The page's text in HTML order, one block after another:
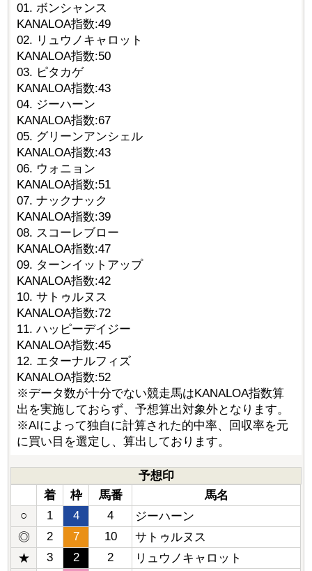
01. ボンシャンス
KANALOA指数:49
02. リュウノキャロット
KANALOA指数:50
03. ピタカゲ
KANALOA指数:43
04. ジーハーン
KANALOA指数:67
05. グリーンアンシェル
KANALOA指数:43
06. ウォニョン
KANALOA指数:51
07. ナックナック
KANALOA指数:39
08. スコーレブロー
KANALOA指数:47
09. ターンイットアップ
KANALOA指数:42
10. サトゥルヌス
KANALOA指数:72
11. ハッピーデイジー
KANALOA指数:45
12. エターナルフィズ
KANALOA指数:52
※データ数が十分でない競走馬はKANALOA指数算
出を実施しておらず、予想算出対象外となります。
※AIによって独自に計算された的中率、回収率を元
に買い目を選定し、算出しております。
予想印
着
枠 馬番
馬名
○
1 4 4
ジーハーン
◎
2 7 10
サトゥルヌス
★
3 2 2
リュウノキャロット